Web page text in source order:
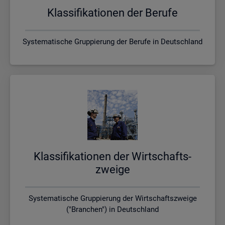
Klas­si­fi­ka­tio­nen der Be­ru­fe
Systematische Gruppierung der Berufe in Deutschland
Klas­si­fi­ka­tio­nen der Wirt­schafts­
zwei­ge
Systematische Gruppierung der Wirtschaftszweige
("Branchen") in Deutschland